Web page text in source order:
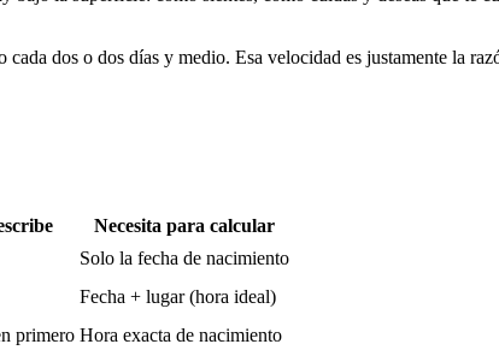
dos o dos días y medio. Esa velocidad es justamente la
Necesita para calcular
Solo la fecha de nacimiento
Fecha + lugar (hora ideal)
primero Hora exacta de nacimiento